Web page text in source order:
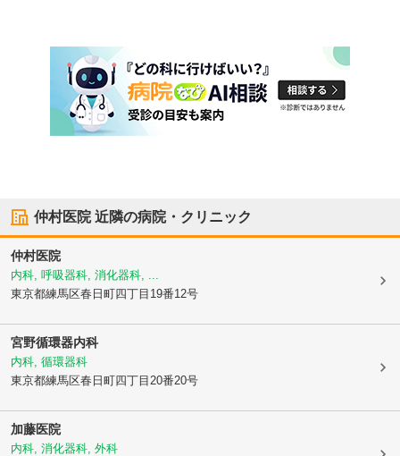
仲村医院近隣の病院・クリニック
仲村医院
内科, 呼吸器科, 消化器科, ...
東京都練馬区春日町四丁目19番12号
宮野循環器内科
内科, 循環器科
東京都練馬区春日町四丁目20番20号
加藤医院
内科, 消化器科, 外科